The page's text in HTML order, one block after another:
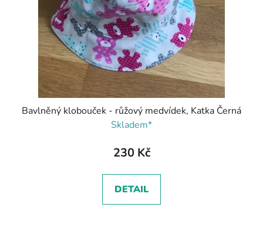
Bavlněný klobouček - růžový medvídek, Katka Černá
Skladem*
230 Kč
DETAIL